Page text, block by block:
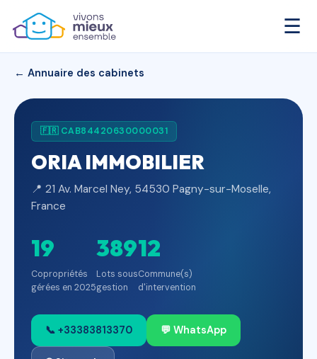
☰
← Annuaire des cabinets
🇫🇷 CAB84420630000031
ORIA IMMOBILIER
📍 21 Av. Marcel Ney, 54530 Pagny-sur-Moselle,
France
19
Copropriétés
gérées en 2025
389
Lots sous
gestion
12
Commune(s)
d'intervention
📞 +33383813370 💬 WhatsApp